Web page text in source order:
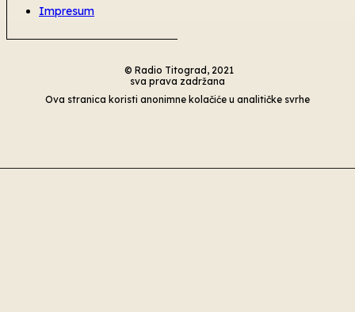
Impresum
© Radio Titograd, 2021
sva prava zadržana
Ova stranica koristi anonimne kolačiće u analitičke svrhe